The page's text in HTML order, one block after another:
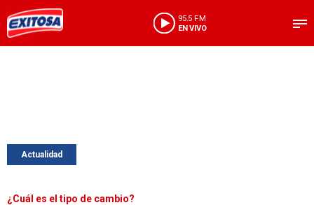
95.5 FM
EN VIVO
Actualidad
¿Cuál es el tipo de cambio?